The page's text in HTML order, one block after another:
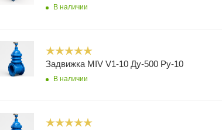
В наличии
Задвижка MIV V1-10 Ду-500 Ру-10
В наличии